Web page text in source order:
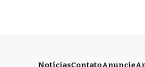
NotíciasContatoAnuncie